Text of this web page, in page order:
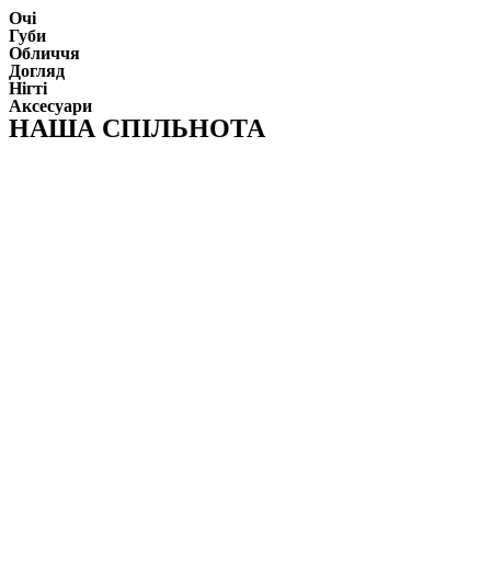
Очі
Губи
Обличчя
Догляд
Нігті
Аксесуари
НАША СПІЛЬНОТА